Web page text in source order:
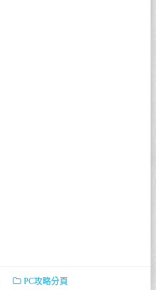
PC攻略分頁